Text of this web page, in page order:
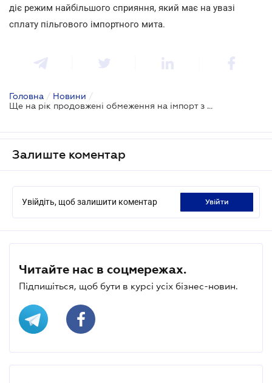
діє режим найбільшого сприяння, який має на увазі
сплату пільгового імпортного мита.
Головна / Новини /
Ще на рік продовжені обмеження на імпорт з Росії
Залиште коментар
Увійдіть, щоб залишити коментар увійти
Читайте нас в соцмережах.
Підпишіться, щоб бути в курсі усіх бізнес-новин.